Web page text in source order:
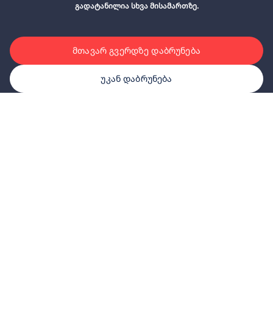
გადატანილია სხვა მისამართზე.
მთავარ გვერდზე დაბრუნება
უკან დაბრუნება